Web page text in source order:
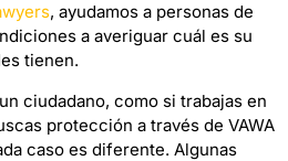
, ayudamos a personas de
a averiguar cuál es su
tienen.
ciudadano, como si trabajas en
protección a través de VAWA
caso es diferente. Algunas